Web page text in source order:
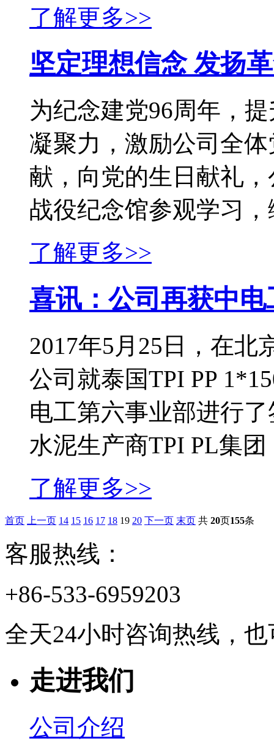
了解更多>>
坚定理想信念 发扬
为纪念建党96周年，
凝聚力，激励公司全
献，向党的生日献礼
战役纪念馆参观学习，
了解更多>>
喜讯：公司再获中
2017年5月25日，在北
公司就泰国TPI PP
电工第六事业部进行
水泥生产商TPI PL集
了解更多>>
首页 上一页 14 15 16 17 18 19 20 下一页 末页 共 20页155条
客服热线：
+86-533-6959203
全天24小时咨询热线，
走进我们
公司介绍